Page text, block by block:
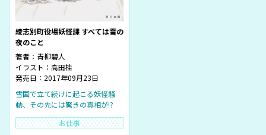
綾志別町役場妖怪課 すべては雪の
夜のこと
著者： 青柳碧人
イラスト： 高田桂
発売日：2017年09月23日
雪国で立て続けに起こる妖怪騒
動、その先には驚きの真相が!?
お仕事